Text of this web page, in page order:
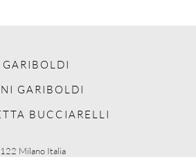
GARIBOLDI
BUCCIARELLI
Milano Italia